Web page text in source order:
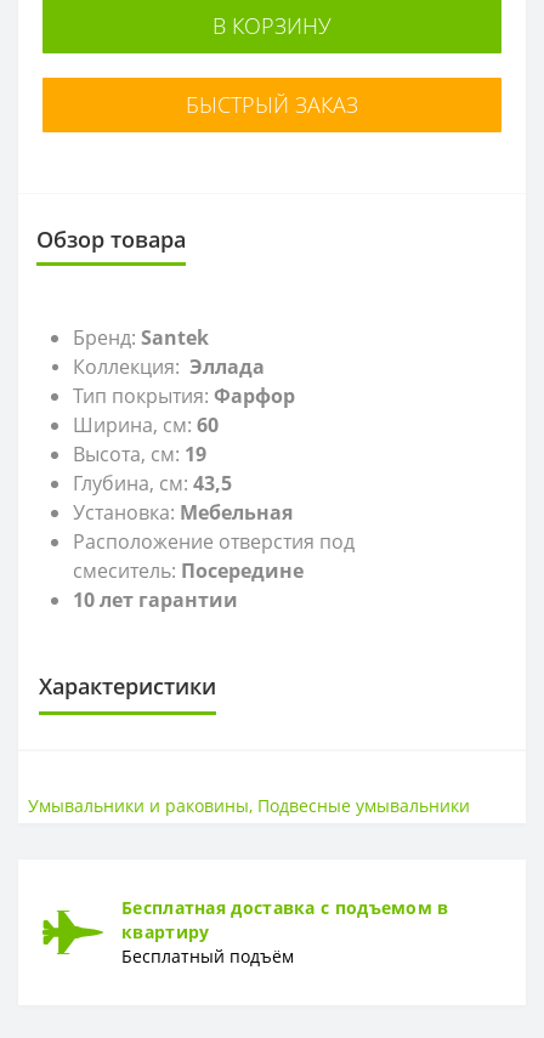
В КОРЗИНУ
БЫСТРЫЙ ЗАКАЗ
Обзор товара
Бренд: Santek
Коллекция: Эллада
Тип покрытия: Фарфор
Ширина, см: 60
Высота, см: 19
Глубина, см: 43,5
Установка: Мебельная
Расположение отверстия под
смеситель: Посередине
10 лет гарантии
Характеристики
Высота
Глубина
Умывальники и раковины, Подвесные умывальники
Бесплатная доставка с подъемом в
квартиру
Бесплатный подъём